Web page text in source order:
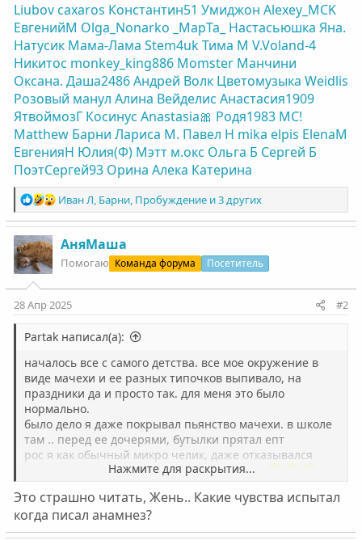
Liubovcaxaros Константин51 Умиджон Alexey_MCK
ЕвгенийM Olga_Nonarko _MapTa_ Настасьюшка Яна.
Натусик Мама-Лама Stem4ukТима М V.Voland-4
Никитос monkey_king886 Momster Манчини
Оксана. Даша2486Андрей Волк Цветомузыка Weidlis
Розовый манул Алина Вейделис Анастасия1909
ЯтвоймозГ Косинус Anastasia🎀 Родя1983 МС!
Matthew Барни Лариса М. Павел Н mika elpis ElenaM
ЕвгенияН Юлия(Ф) Мэтт м.окс Ольга Б Сергей Б
ПоэтСергей93 Орина Алека Катерина
Р
е
а
и
:
Иван Л, Барни, Пробуждениеи 3 других
АняМаша
Помогаю Команда форума Посетитель
28 Апр 2025 #2
Partak написал(а):
началось все с самого детства. все мое окружение в
виде мачехи и ее разных типочков выпивало, на
праздники да и просто так. для меня это было
нормально.
было дело я даже покрывал пьянство мачехи. в школе
там .. перед ее дочерями, бутылки прятал епт
рос я как обычный микро челик, даже отказывался
курить вейп с одноклассниками в туалете.
делать тяжку и все поржали с меня ыы
ну карочии был я епта не пил епта ни курил, все было
норм кроме того что в школу перестал ходить
Нажмите для раскрытия...
Это страшно читать, Жень.. Какие чувства испытал
когда писал анамнез?